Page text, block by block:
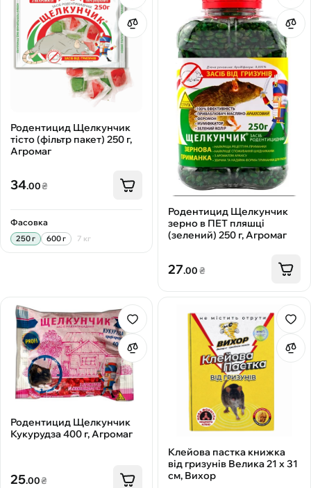
Родентицид Щелкунчик
тісто (фільтр пакет) 250 г,
Агромаг
34.00₴
Фасовка
250 г 600 г 7 кг
Родентицид Щелкунчик
зерно в ПЕТ пляшці
(зелений) 250 г, Агромаг
27.00₴
Родентицид Щелкунчик
Кукурудза 400 г, Агромаг
25.00₴
Клейова пастка книжка
від гризунів Велика 21 x 31
см, Вихор